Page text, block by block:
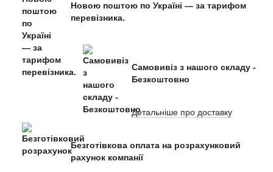
Новою поштою по Україні — за тарифом
перевізника.
Самовивіз з нашого складу -
Безкоштовно
Детальніше про доставку
Безготівкова оплата на розрахунковий
рахунок компанії